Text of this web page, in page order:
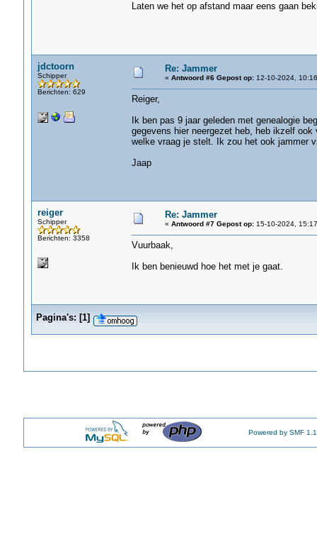
Laten we het op afstand maar eens gaan
jdctoorn
Schipper
Berichten: 629
Re: Jammer
« Antwoord #6 Gepost op:12-10-2024,
Reiger,
Ik ben pas 9 jaar geleden met genealogie
gegevens hier neergezet heb, heb ikzelf
welke vraag je stelt. Ik zou het ook jammer
Jaap
reiger
Schipper
Berichten: 3358
Re: Jammer
« Antwoord #7 Gepost op:15-10-2024,
Vuurbaak,
Ik ben benieuwd hoe het met je gaat.
Pagina's: [1]
Powered by SMF